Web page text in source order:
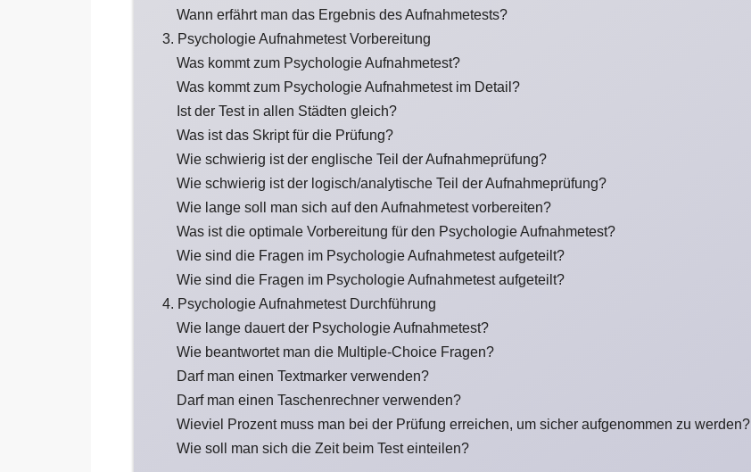
Wann erfährt man das Ergebnis des Aufnahmetests?
3. Psychologie Aufnahmetest Vorbereitung
Was kommt zum Psychologie Aufnahmetest?
Was kommt zum Psychologie Aufnahmetest im Detail?
Ist der Test in allen Städten gleich?
Was ist das Skript für die Prüfung?
Wie schwierig ist der englische Teil der Aufnahmeprüfung?
Wie schwierig ist der logisch/analytische Teil der Aufnahmeprüfung?
Wie lange soll man sich auf den Aufnahmetest vorbereiten?
Was ist die optimale Vorbereitung für den Psychologie Aufnahmetest?
Wie sind die Fragen im Psychologie Aufnahmetest aufgeteilt?
Wie sind die Fragen im Psychologie Aufnahmetest aufgeteilt?
4. Psychologie Aufnahmetest Durchführung
Wie lange dauert der Psychologie Aufnahmetest?
Wie beantwortet man die Multiple-Choice Fragen?
Darf man einen Textmarker verwenden?
Darf man einen Taschenrechner verwenden?
Wieviel Prozent muss man bei der Prüfung erreichen, um sicher aufgenommen zu werden?
Wie soll man sich die Zeit beim Test einteilen?